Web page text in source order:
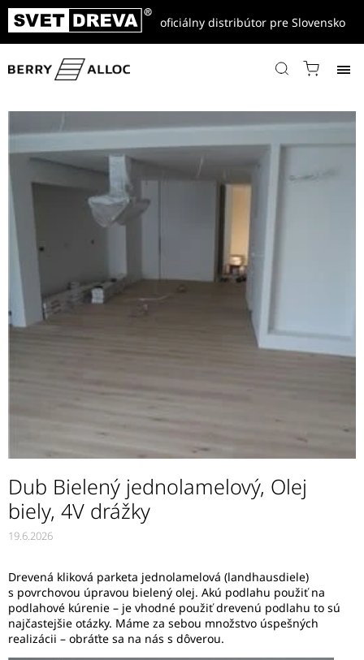
oficiálny distribútor pre Slovensko
Domov / Referencie / Drevené parkety viac vrstvové
Dub Bielený jednolamelový, Olej biely, 4V drážky
Dub Bielený jednolamelový, Olej
biely, 4V drážky
19.6.2026
Drevená kliková parketa jednolamelová (landhausdiele)
s povrchovou úpravou bielený olej. Akú podlahu použiť na
podlahové kúrenie – je vhodné použiť drevenú podlahu to sú
najčastejšie otázky. Máme za sebou množstvo úspešných
realizácii – obráťte sa na nás s dôverou.